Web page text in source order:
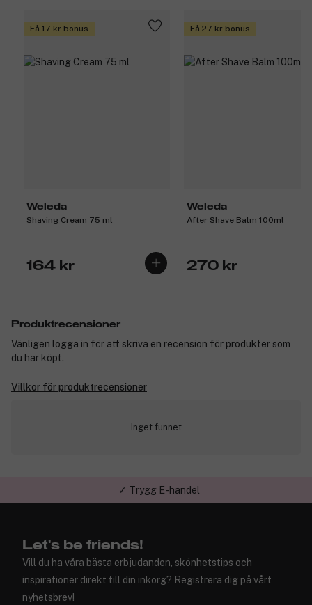
Få 17 kr bonus
Weleda
Shaving Cream 75 ml
164 kr
Få 27 kr bonus
Weleda
After Shave Balm 100ml
270 kr
Produktrecensioner
Vänligen logga in för att skriva en recension för produkter som
du har köpt.
Villkor för produktrecensioner
Inget funnet
✓ Trygg E-handel
Let's be friends!
Vill du ha våra bästa erbjudanden, skönhetstips och
inspirationer direkt till din inkorg? Registrera dig på vårt
nyhetsbrev!